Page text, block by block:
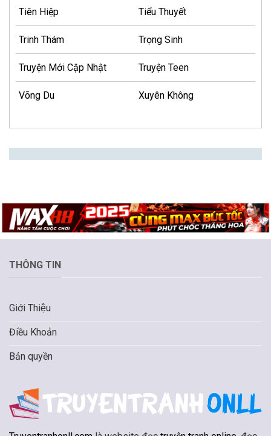
Tiên Hiệp Tiểu Thuyết
Trinh Thám Trọng Sinh
Truyện Mới Cập Nhật Truyện Teen
Võng Du Xuyên Không
THÔNG TIN
Giới Thiệu
Điều Khoản
Bản quyền